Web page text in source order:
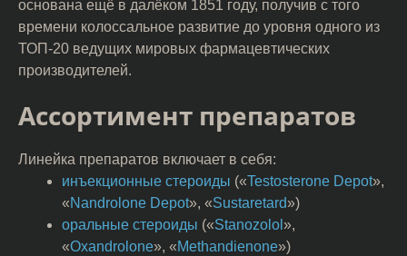
основана ещё в далёком 1851 году, получив с того
времени колоссальное развитие до уровня одного из
ТОП-20 ведущих мировых фармацевтических
производителей.
Ассортимент препаратов
Линейка препаратов включает в себя:
инъекционные стероиды («Testosterone Depot»,
«Nandrolone Depot», «Sustaretard»)
оральные стероиды («Stanozolol »,
«Oxandrolone», «Methandienone»)